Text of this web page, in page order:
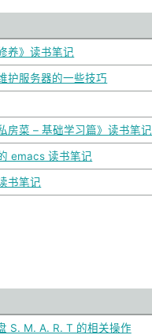
养》读书笔记
护服务器的一些技巧
房菜 – 基础学习篇》读书笔记
emacs 读书笔记
书笔记
S. M. A. R. T 的相关操作